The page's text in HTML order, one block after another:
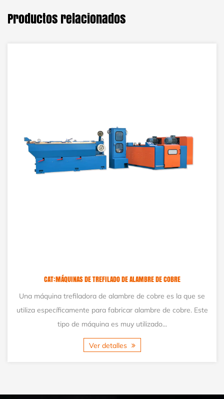
Productos relacionados
CAT:MÁQUINAS DE TREFILADO DE ALAMBRE DE COBRE
Una máquina trefiladora de alambre de cobre es la que se
utiliza específicamente para fabricar alambre de cobre. Este
tipo de máquina es muy utilizado...
Ver detalles